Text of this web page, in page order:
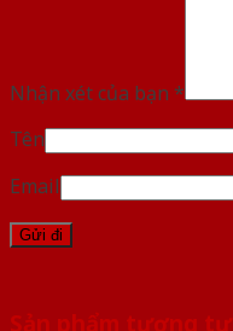
Nhận xét của bạn *
Tên
Email
Sản phẩm tương tự